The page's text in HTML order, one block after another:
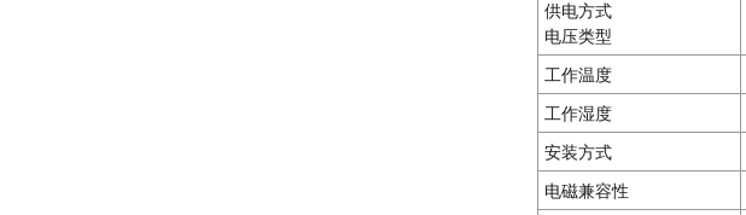
供电方式
电压类型
工作温度
工作湿度
安装方式
电磁兼容性